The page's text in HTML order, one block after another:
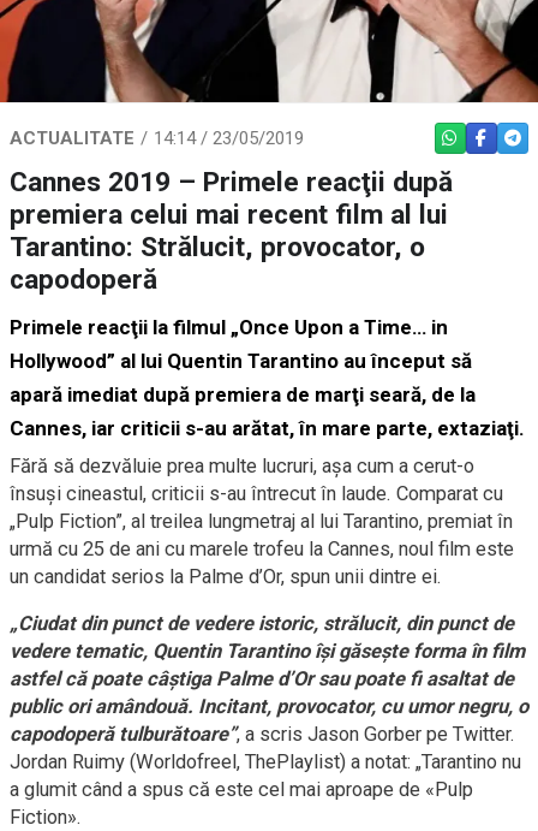
ACTUALITATE 14:14 / 23/05/2019 WHATSAPP
Cannes 2019 – Primele reacţii după
premiera celui mai recent film al lui
Tarantino: Strălucit, provocator, o
capodoperă
Primele reacţii la filmul „Once Upon a Time… in
Hollywood” al lui Quentin Tarantino au început să
apară imediat după premiera de marţi seară, de la
Cannes, iar criticii s-au arătat, în mare parte, extaziaţi.
Fără să dezvăluie prea multe lucruri, aşa cum a cerut-o
însuşi cineastul, criticii s-au întrecut în laude. Comparat cu
„Pulp Fiction”, al treilea lungmetraj al lui Tarantino, premiat în
urmă cu 25 de ani cu marele trofeu la Cannes, noul film este
un candidat serios la Palme d’Or, spun unii dintre ei.
„Ciudat din punct de vedere istoric, strălucit, din punct de
vedere tematic, Quentin Tarantino îşi găseşte forma în film
astfel că poate câştiga Palme d’Or sau poate fi asaltat de
public ori amândouă. Incitant, provocator, cu umor negru, o
capodoperă tulburătoare”, a scris Jason Gorber pe Twitter.
Jordan Ruimy (Worldofreel, ThePlaylist) a notat: „Tarantino nu
a glumit când a spus că este cel mai aproape de «Pulp
Fiction».